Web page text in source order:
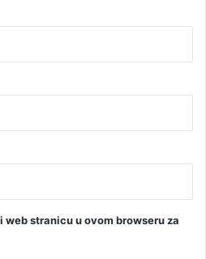
stranicu u ovom browseru za